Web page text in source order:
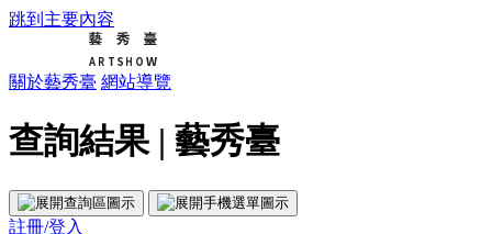
跳到主要內容
關於藝秀臺 網站導覽
查詢結果 | 藝秀臺
註冊/登入